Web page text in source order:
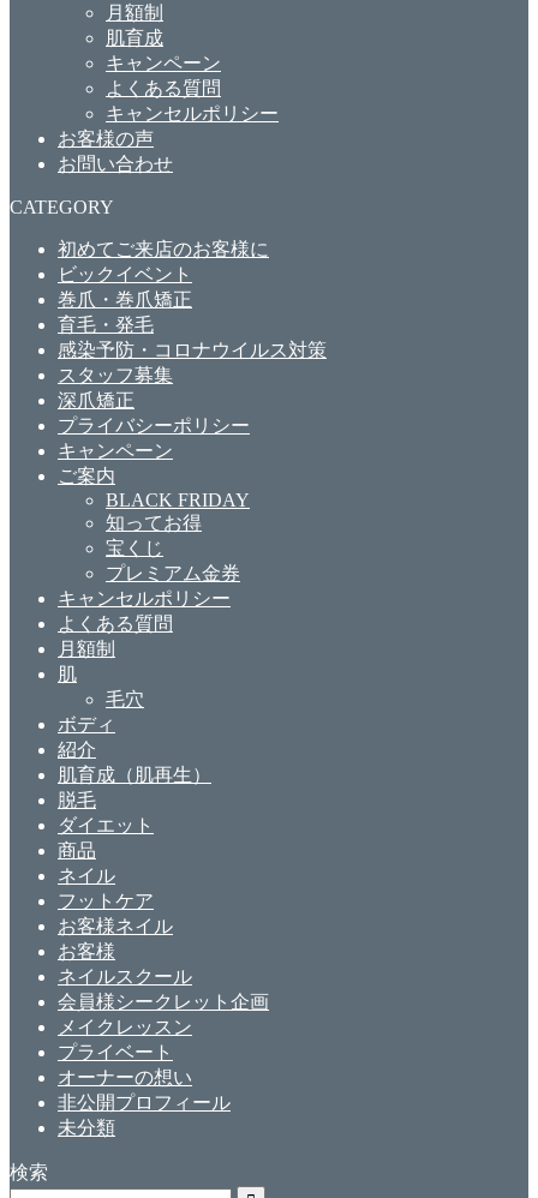
月額制
肌育成
キャンペーン
よくある質問
キャンセルポリシー
お客様の声
お問い合わせ
CATEGORY
初めてご来店のお客様に
ビックイベント
巻爪・巻爪矯正
育毛・発毛
感染予防・コロナウイルス対策
スタッフ募集
深爪矯正
プライバシーポリシー
キャンペーン
ご案内
BLACK FRIDAY
知ってお得
宝くじ
プレミアム金券
キャンセルポリシー
よくある質問
月額制
肌
毛穴
ボディ
紹介
肌育成（肌再生）
脱毛
ダイエット
商品
ネイル
フットケア
お客様ネイル
お客様
ネイルスクール
会員様シークレット企画
メイクレッスン
プライベート
オーナーの想い
非公開プロフィール
未分類
検索